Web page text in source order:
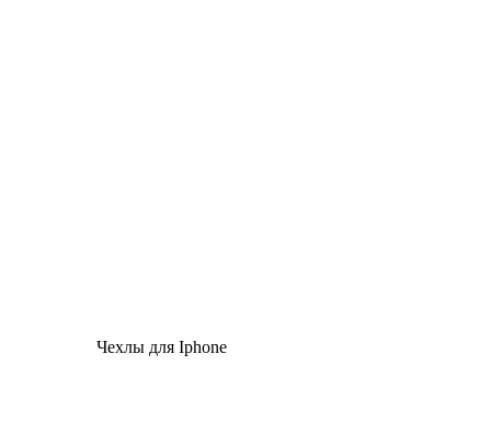
Чехлы для Iphone